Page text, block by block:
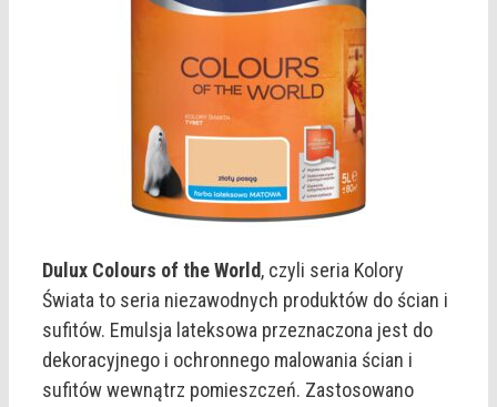
Dulux Colours of the World, czyli seria Kolory
Świata to seria niezawodnych produktów do ścian i
sufitów. Emulsja lateksowa przeznaczona jest do
dekoracyjnego i ochronnego malowania ścian i
sufitów wewnątrz pomieszczeń. Zastosowano